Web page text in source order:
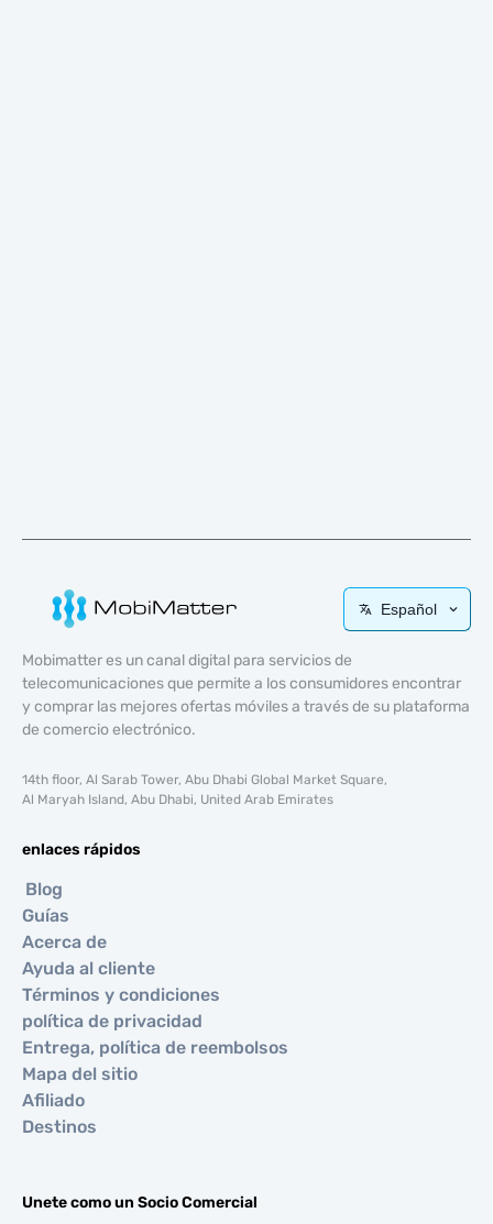
Español
Mobimatter es un canal digital para servicios de
telecomunicaciones que permite a los consumidores encontrar
y comprar las mejores ofertas móviles a través de su plataforma
de comercio electrónico.
14th floor, Al Sarab Tower, Abu Dhabi Global Market Square,
Al Maryah Island, Abu Dhabi, United Arab Emirates
enlaces rápidos
Blog
Guías
Acerca de
Ayuda al cliente
Términos y condiciones
política de privacidad
Entrega, política de reembolsos
Mapa del sitio
Afiliado
Destinos
Unete como un Socio Comercial